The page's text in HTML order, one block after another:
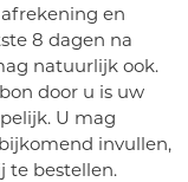
en
8 dagen na
natuurlijk ook.
door u is uw
U mag
invullen,
te bestellen.